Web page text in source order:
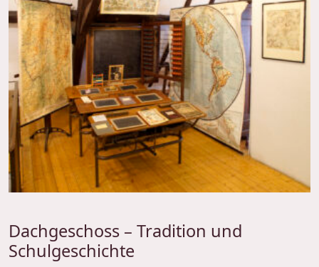
Dachgeschoss – Tradition und
Schulgeschichte